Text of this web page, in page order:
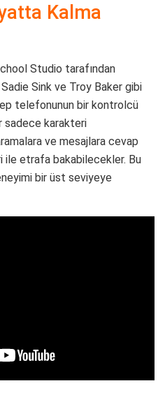
Kalma
Studio tarafından
Sink ve Troy Baker gibi
telefonunun bir kontrolcü
sadece karakteri
ve mesajlara cevap
ile etrafa bakabilecekler. Bu
bir üst seviyeye